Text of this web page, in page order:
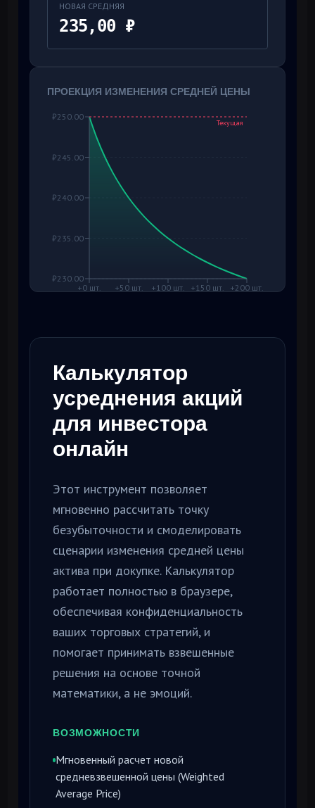
НОВАЯ СРЕДНЯЯ
235,00 ₽
ПРОЕКЦИЯ ИЗМЕНЕНИЯ СРЕДНЕЙ ЦЕНЫ
+0 шт. +50 шт. +100 шт. +150 шт. +200 шт.
₽230.00
₽235.00
₽240.00
₽245.00
₽250.00
Текущая
Калькулятор
усреднения акций
для инвестора
онлайн
Этот инструмент позволяет
мгновенно рассчитать точку
безубыточности и смоделировать
сценарии изменения средней цены
актива при докупке. Калькулятор
работает полностью в браузере,
обеспечивая конфиденциальность
ваших торговых стратегий, и
помогает принимать взвешенные
решения на основе точной
математики, а не эмоций.
ВОЗМОЖНОСТИ
Мгновенный расчет новой
средневзвешенной цены (Weighted
Average Price)